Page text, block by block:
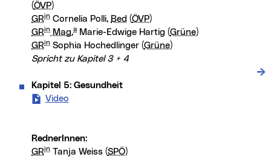
(ÖVP)
GRin Cornelia Polli, Bed (ÖVP)
GRin Mag.a Marie-Edwige Hartig (Grüne)
GRin Sophia Hochedlinger (Grüne)
Spricht zu Kapitel 3 + 4
Kapitel 5: Gesundheit
Video
RednerInnen:
GRin Tanja Weiss (SPÖ)